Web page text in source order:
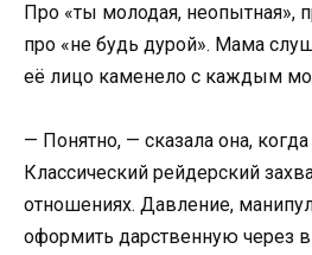
Про «ты молодая, неопытная»,
про «не будь дурой». Мама
её лицо каменело с каждым
— Понятно, — сказала она,
Классический рейдерский
отношениях. Давление,
оформить дарственную через